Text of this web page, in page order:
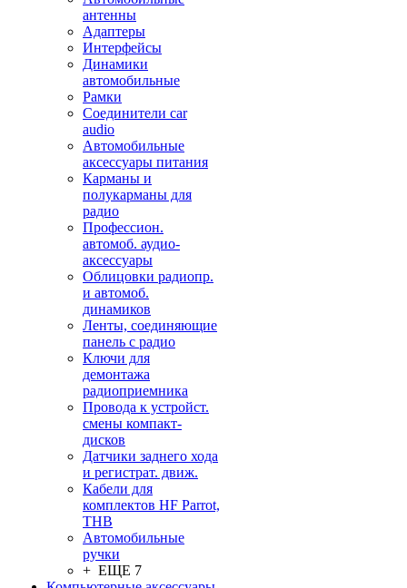
антенны
Адаптеры
Интерфейсы
Динамики
автомобильные
Рамки
Соединители car
audio
Автомобильные
аксессуары питания
Карманы и
полукарманы для
радио
Профессион.
автомоб. аудио-
аксессуары
Облицовки радиопр.
и автомоб.
динамиков
Ленты, соединяющие
панель с радио
Ключи для
демонтажа
радиоприемника
Провода к устройст.
смены компакт-
дисков
Датчики заднего хода
и регистрат. движ.
Кабели для
комплектов HF Parrot,
THB
Автомобильные
ручки
+ ЕЩЕ 7